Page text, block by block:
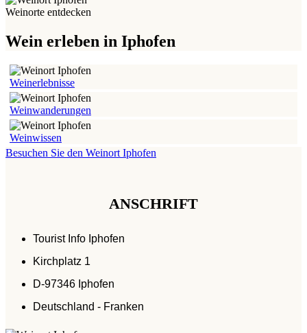
Weinorte entdecken
Wein erleben in Iphofen
Weinerlebnisse
Weinwanderungen
Weinwissen
Besuchen Sie den Weinort Iphofen
ANSCHRIFT
Tourist Info Iphofen
Kirchplatz 1
D-97346 Iphofen
Deutschland - Franken